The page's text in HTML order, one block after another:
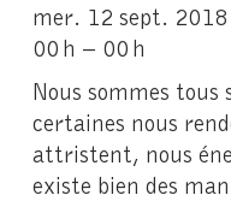
mer. 12 sept. 2018
00 h – 00 h
Nous sommes tous
certaines nous
attristent, nous
existe bien des